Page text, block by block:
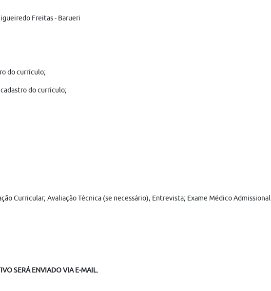
Freitas - Barueri
do currículo;
do currículo;
Curricular; Avaliação Técnica (se necessário), Entrevista; Exame Médico
SERÁ ENVIADO VIA E-MAIL.